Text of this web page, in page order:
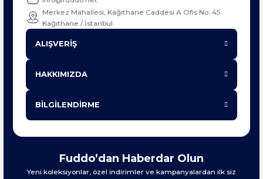
Merkez Mahallesi, Kağıthane Caddesi A Ofis No: 45
Kağıthane / İstanbul
ALIŞVERİŞ
HAKKIMIZDA
BİLGİLENDİRME
Fuddo’dan Haberdar Olun
Yeni koleksiyonlar, özel indirimler ve kampanyalardan ilk siz